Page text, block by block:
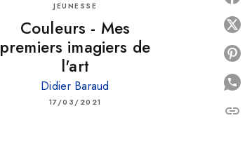
JEUNESSE
Couleurs - Mes
premiers imagiers de
l'art
Didier Baraud
17/03/2021
link